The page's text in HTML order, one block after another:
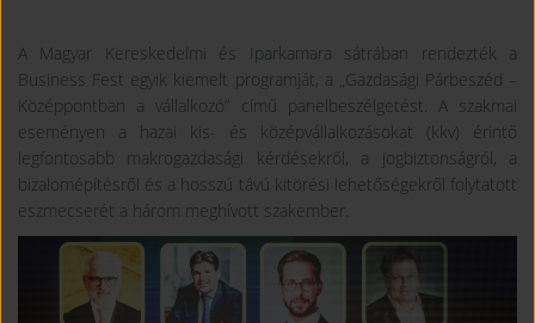
A Magyar Kereskedelmi és Iparkamara sátrában rendezték a
Business Fest egyik kiemelt programját, a „Gazdasági Párbeszéd –
Középpontban a vállalkozó” című panelbeszélgetést. A szakmai
eseményen a hazai kis- és középvállalkozásokat (kkv) érintő
legfontosabb makrogazdasági kérdésekről, a jogbiztonságról, a
bizalomépítésről és a hosszú távú kitörési lehetőségekről folytatott
eszmecserét a három meghívott szakember.